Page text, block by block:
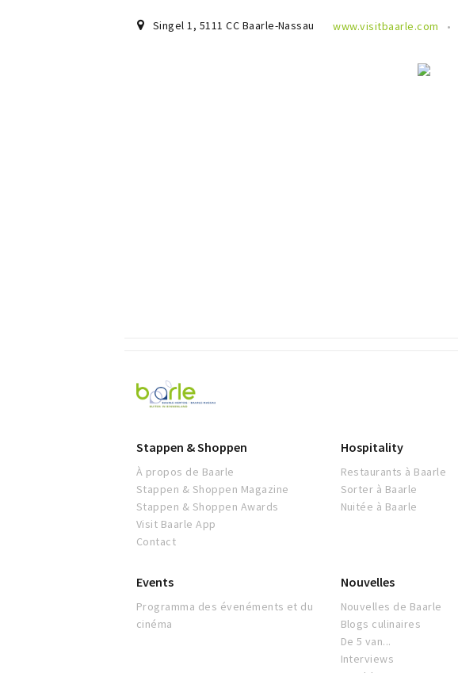
Singel 1, 5111 CC Baarle-Nassau www.visitbaarle.com
Visit
Baarle
Stappen & Shoppen
À propos de Baarle
Stappen & Shoppen Magazine
Stappen & Shoppen Awards
Visit Baarle App
Contact
Hospitality
Restaurants à Baarle
Sorter à Baarle
Nuitée à Baarle
Events
Programma des évenéments et du
cinéma
Nouvelles
Nouvelles de Baarle
Blogs culinaires
De 5 van...
Interviews